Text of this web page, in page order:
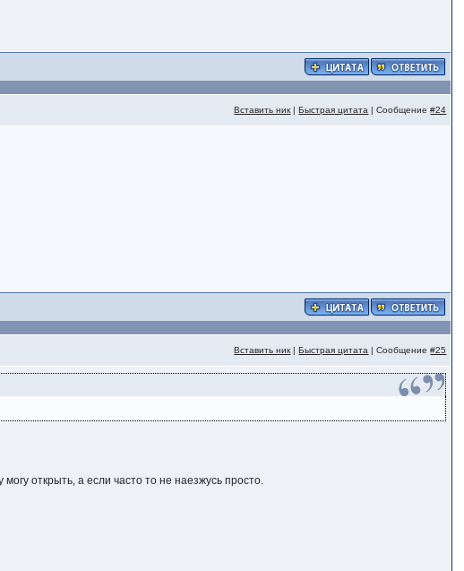
Вставить ник |Быстрая цитата | Сообщение#24
Вставить ник |Быстрая цитата | Сообщение#25
открыть, а если часто то не наезжусь просто.